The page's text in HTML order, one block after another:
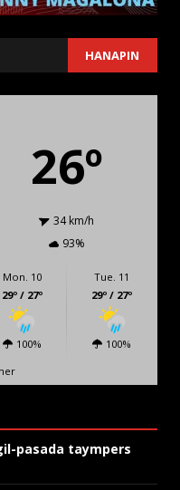
HANAPIN
26º
34 km/h
93%
Mon. 10
29º / 27º
100%
Tue. 11
29º / 27º
100%
pasada taympers